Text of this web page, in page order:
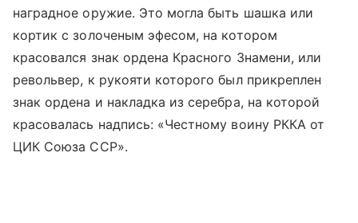
наградное оружие. Это могла быть шашка или
кортик с золоченым эфесом, на котором
красовался знак ордена Красного Знамени, или
револьвер, к рукояти которого был прикреплен
знак ордена и накладка из серебра, на которой
красовалась надпись: «Честному воину РККА от
ЦИК Союза ССР».